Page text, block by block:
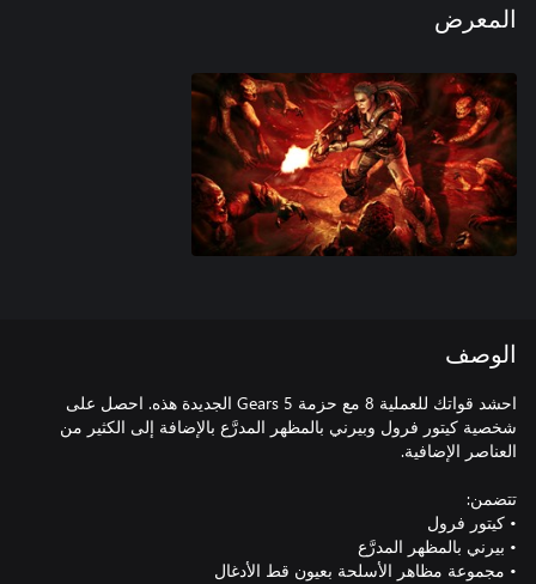
المعرض
الوصف
احشد قواتك للعملية 8 مع حزمة Gears 5 الجديدة هذه. احصل على
شخصية كيتور فرول وبيرني بالمظهر المدرَّع بالإضافة إلى الكثير من